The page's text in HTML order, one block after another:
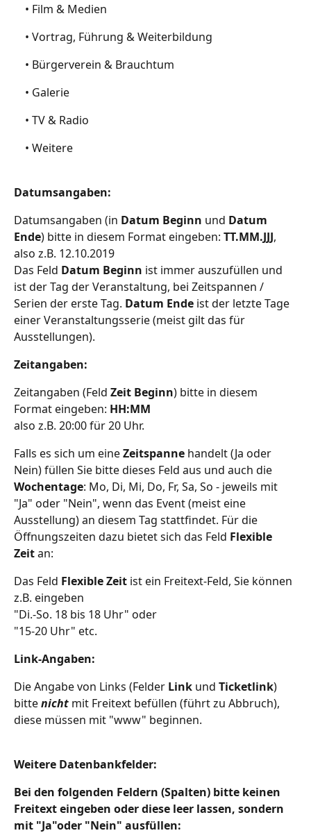
	• Film & Medien
	• Vortrag, Führung & Weiterbildung
	• Bürgerverein & Brauchtum
	• Galerie
	• TV & Radio
	• Weitere
Datumsangaben:
Datumsangaben (in Datum Beginn und Datum
Ende) bitte in diesem Format eingeben: TT.MM.JJJ,
also z.B. 12.10.2019
Das Feld Datum Beginn ist immer auszufüllen und
ist der Tag der Veranstaltung, bei Zeitspannen /
Serien der erste Tag. Datum Ende ist der letzte Tage
einer Veranstaltungsserie (meist gilt das für
Ausstellungen).
Zeitangaben:
Zeitangaben (Feld Zeit Beginn) bitte in diesem
Format eingeben: HH:MM
also z.B. 20:00 für 20 Uhr.
Falls es sich um eine Zeitspanne handelt (Ja oder
Nein) füllen Sie bitte dieses Feld aus und auch die
Wochentage: Mo, Di, Mi, Do, Fr, Sa, So - jeweils mit
"Ja" oder "Nein", wenn das Event (meist eine
Ausstellung) an diesem Tag stattfindet. Für die
Öffnungszeiten dazu bietet sich das Feld Flexible
Zeit an:
Das Feld Flexible Zeit ist ein Freitext-Feld, Sie können
z.B. eingeben
"Di.-So. 18 bis 18 Uhr" oder
"15-20 Uhr" etc.
Link-Angaben:
Die Angabe von Links (Felder Link und Ticketlink)
bitte nicht mit Freitext befüllen (führt zu Abbruch),
diese müssen mit "www" beginnen.
Weitere Datenbankfelder:
Bei den folgenden Feldern (Spalten) bitte keinen
Freitext eingeben oder diese leer lassen, sondern
mit "Ja"oder "Nein" ausfüllen: